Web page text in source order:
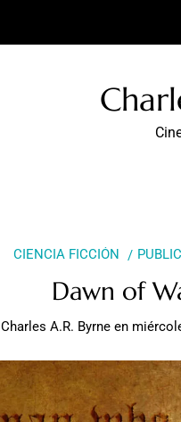
CIENCIA FICCIÓN
Dawn of
Charles A.R. Byrne en